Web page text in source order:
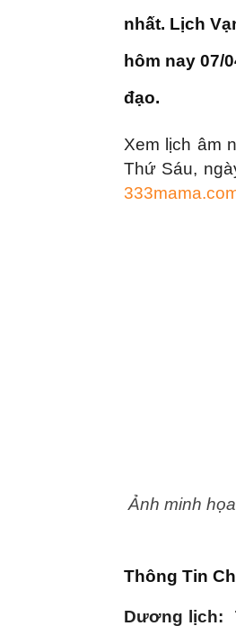
Tin
tức
mỗi
nhất. Lịch
hôm nay 07/
đạo.
Xem lịch âm
Thứ Sáu,
Ảnh minh họa
Thông Tin
Dương lịch: